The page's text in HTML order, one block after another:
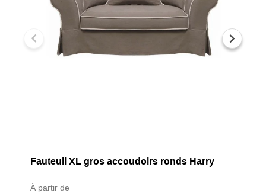
Fauteuil XL gros accoudoirs ronds Harry
À partir de